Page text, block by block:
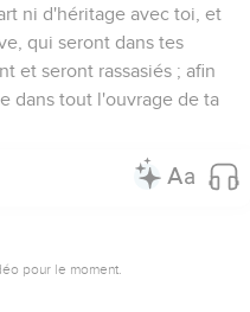
ni d'héritage avec toi, et
qui seront dans tes
et seront rassasiés ; afin
dans tout l'ouvrage de ta
pour le moment.